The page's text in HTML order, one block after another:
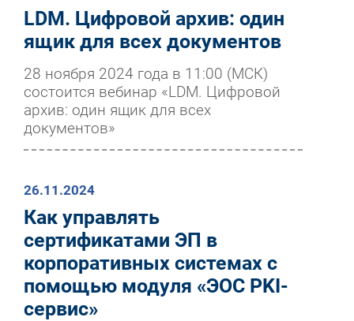
LDM. Цифровой архив: один
ящик для всех документов
28 ноября 2024 года в 11:00 (МСК)
состоится вебинар «LDM. Цифровой
архив: один ящик для всех
документов»
26.11.2024
Как управлять
сертификатами ЭП в
корпоративных системах с
помощью модуля «ЭОС PKI-
сервис»